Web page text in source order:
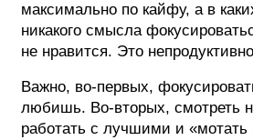
максимально по кайфу, а в
никакого смысла
не нравится. Это
Важно, во-первых,
любишь. Во-вторых, смотреть
работать с лучшими и «мотать